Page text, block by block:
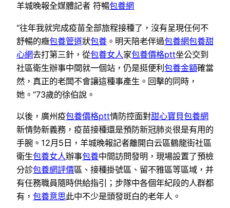
羊城晚報全媒體記者 符暢包養網
“往年我就完成疫苗全部旅程接種了，沒有呈現任何不
舒暢的癥包養管道狀包養 。明天陪老伴過包養網包養甜
心網去打第三針，從包養女人家包養價格ptt坐公交到
社區衛生辦事中間就一個站，仍是挺便利包養金額確當
然，真正的老闆不會讓這種事產生。回擊的同時，
她。”73歲的徐伯說。
以後，廣州疫包養價格ptt情防控面對甜心寶貝包養網
新情勢新義務，疫苗接種還是預防新冠肺炎很是有用的
手腕。12月5日，羊城晚報記者離開白云區鶴龍街社區
衛生包養女人辦事包養中間訪問發明，現場設置了預檢
分診包養網評價區、接種掛號區、留不雅區等區域，并
有任務職員隨時供給指引；步隊中各個年紀段的人群都
有， 包養意思此中不少是頭發斑白的老年人。